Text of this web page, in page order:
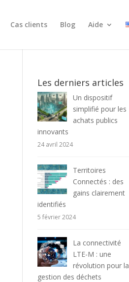
Cas clients Blog Aide
Les derniers articles
Un dispositif
simplifié pour les
achats publics
innovants
24 avril 2024
Territoires
Connectés : des
gains clairement
identifiés
5 février 2024
La connectivité
LTE-M : une
révolution pour la
gestion des déchets